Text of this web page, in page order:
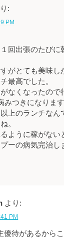
:
PM
回出張のたびに
がとても美味し
最高でした。
なくなったので
みつきになります
上のランチなん
。
ように稼がない
ーの病気完治し
より:
PM
優待があるから